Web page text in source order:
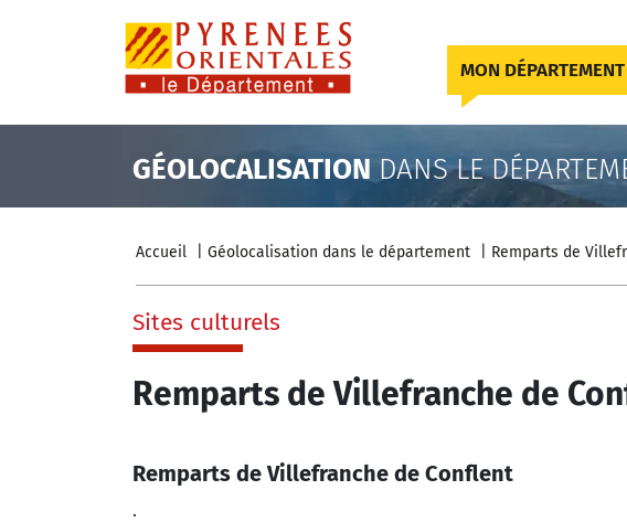
MON DÉPARTEMENT
GÉOLOCALISATION DANS LE
Accueil Géolocalisation dans le département Remparts de
Sites culturels
Remparts de Villefranche de
Remparts de Villefranche de Conflent
.